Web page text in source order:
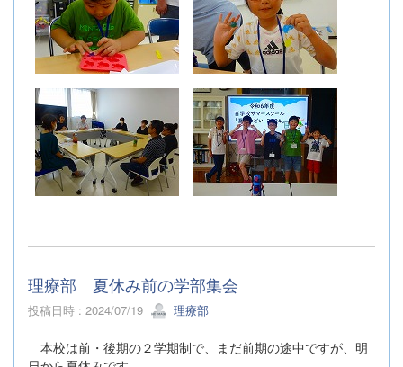
理療部 夏休み前の学部集会
投稿日時 : 2024/07/19 理療部
本校は前・後期の２学期制で、まだ前期の途中ですが、明